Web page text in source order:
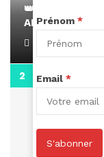
👑
AMINA, le
April 1, 2022
Prénom *
Email *
S'abonner